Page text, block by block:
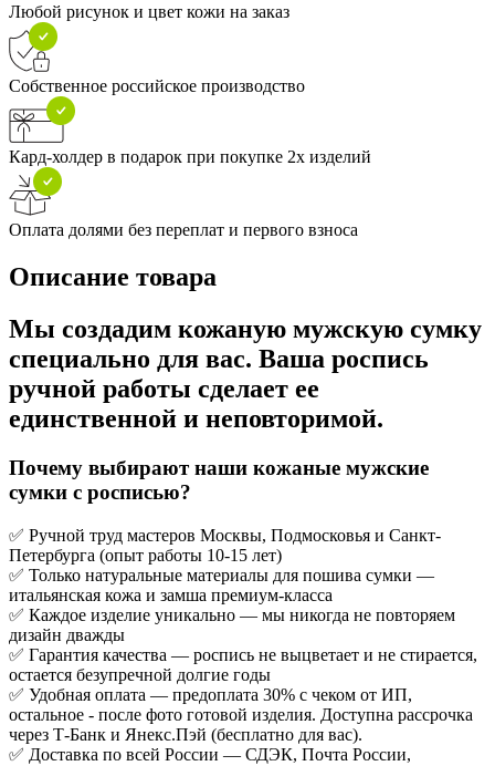
Любой рисунок и цвет кожи на заказ
Собственное российское производство
Кард-холдер в подарок при покупке 2х изделий
Оплата долями без переплат и первого взноса
Описание товара
Мы создадим кожаную мужскую сумку
специально для вас. Ваша роспись
ручной работы сделает ее
единственной и неповторимой.
Почему выбирают наши кожаные мужские
сумки с росписью?
✅ Ручной труд мастеров Москвы, Подмосковья и Санкт-
Петербурга (опыт работы 10-15 лет)
✅ Только натуральные материалы для пошива сумки —
итальянская кожа и замша премиум-класса
✅ Каждое изделие уникально — мы никогда не повторяем
дизайн дважды
✅ Гарантия качества — роспись не выцветает и не стирается,
остается безупречной долгие годы
✅ Удобная оплата — предоплата 30% с чеком от ИП,
остальное - после фото готовой изделия. Доступна рассрочка
через Т-Банк и Янекс.Пэй (бесплатно для вас).
✅ Доставка по всей России — СДЭК, Почта России,